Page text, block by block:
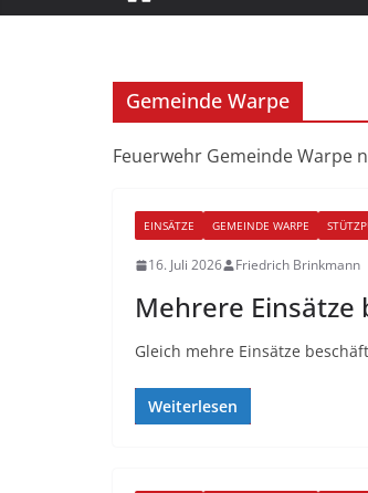
Gemeinde Warpe
Feuerwehr Gemeinde Warpe
EINSÄTZE GEMEINDE WARPE
16. Juli 2026 Friedrich Brinkmann
Mehrere
Gleich mehre Einsätze
Weiterlesen